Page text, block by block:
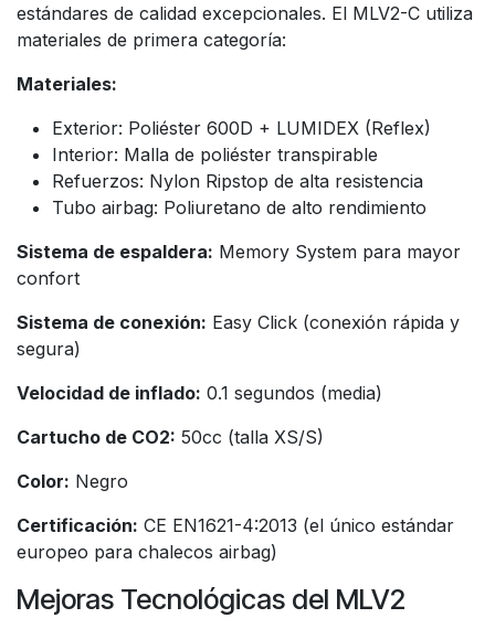
estándares de calidad excepcionales. El MLV2-C utiliza
materiales de primera categoría:
Materiales:
Exterior: Poliéster 600D + LUMIDEX (Reflex)
Interior: Malla de poliéster transpirable
Refuerzos: Nylon Ripstop de alta resistencia
Tubo airbag: Poliuretano de alto rendimiento
Sistema de espaldera: Memory System para mayor
confort
Sistema de conexión: Easy Click (conexión rápida y
segura)
Velocidad de inflado: 0.1 segundos (media)
Cartucho de CO2: 50cc (talla XS/S)
Color: Negro
Certificación: CE EN1621-4:2013 (el único estándar
europeo para chalecos airbag)
Mejoras Tecnológicas del MLV2